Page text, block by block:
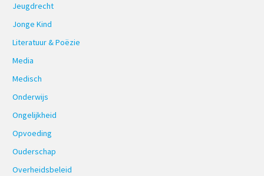
Jeugdrecht
Jonge Kind
Literatuur & Poëzie
Media
Medisch
Onderwijs
Ongelijkheid
Opvoeding
Ouderschap
Overheidsbeleid